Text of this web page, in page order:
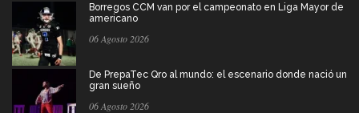
Borregos CCM van por el campeonato en Liga Mayor de
americano
06 Agosto 2026
De PrepaTec Qro al mundo: el escenario donde nació un
gran sueño
06 Agosto 2026